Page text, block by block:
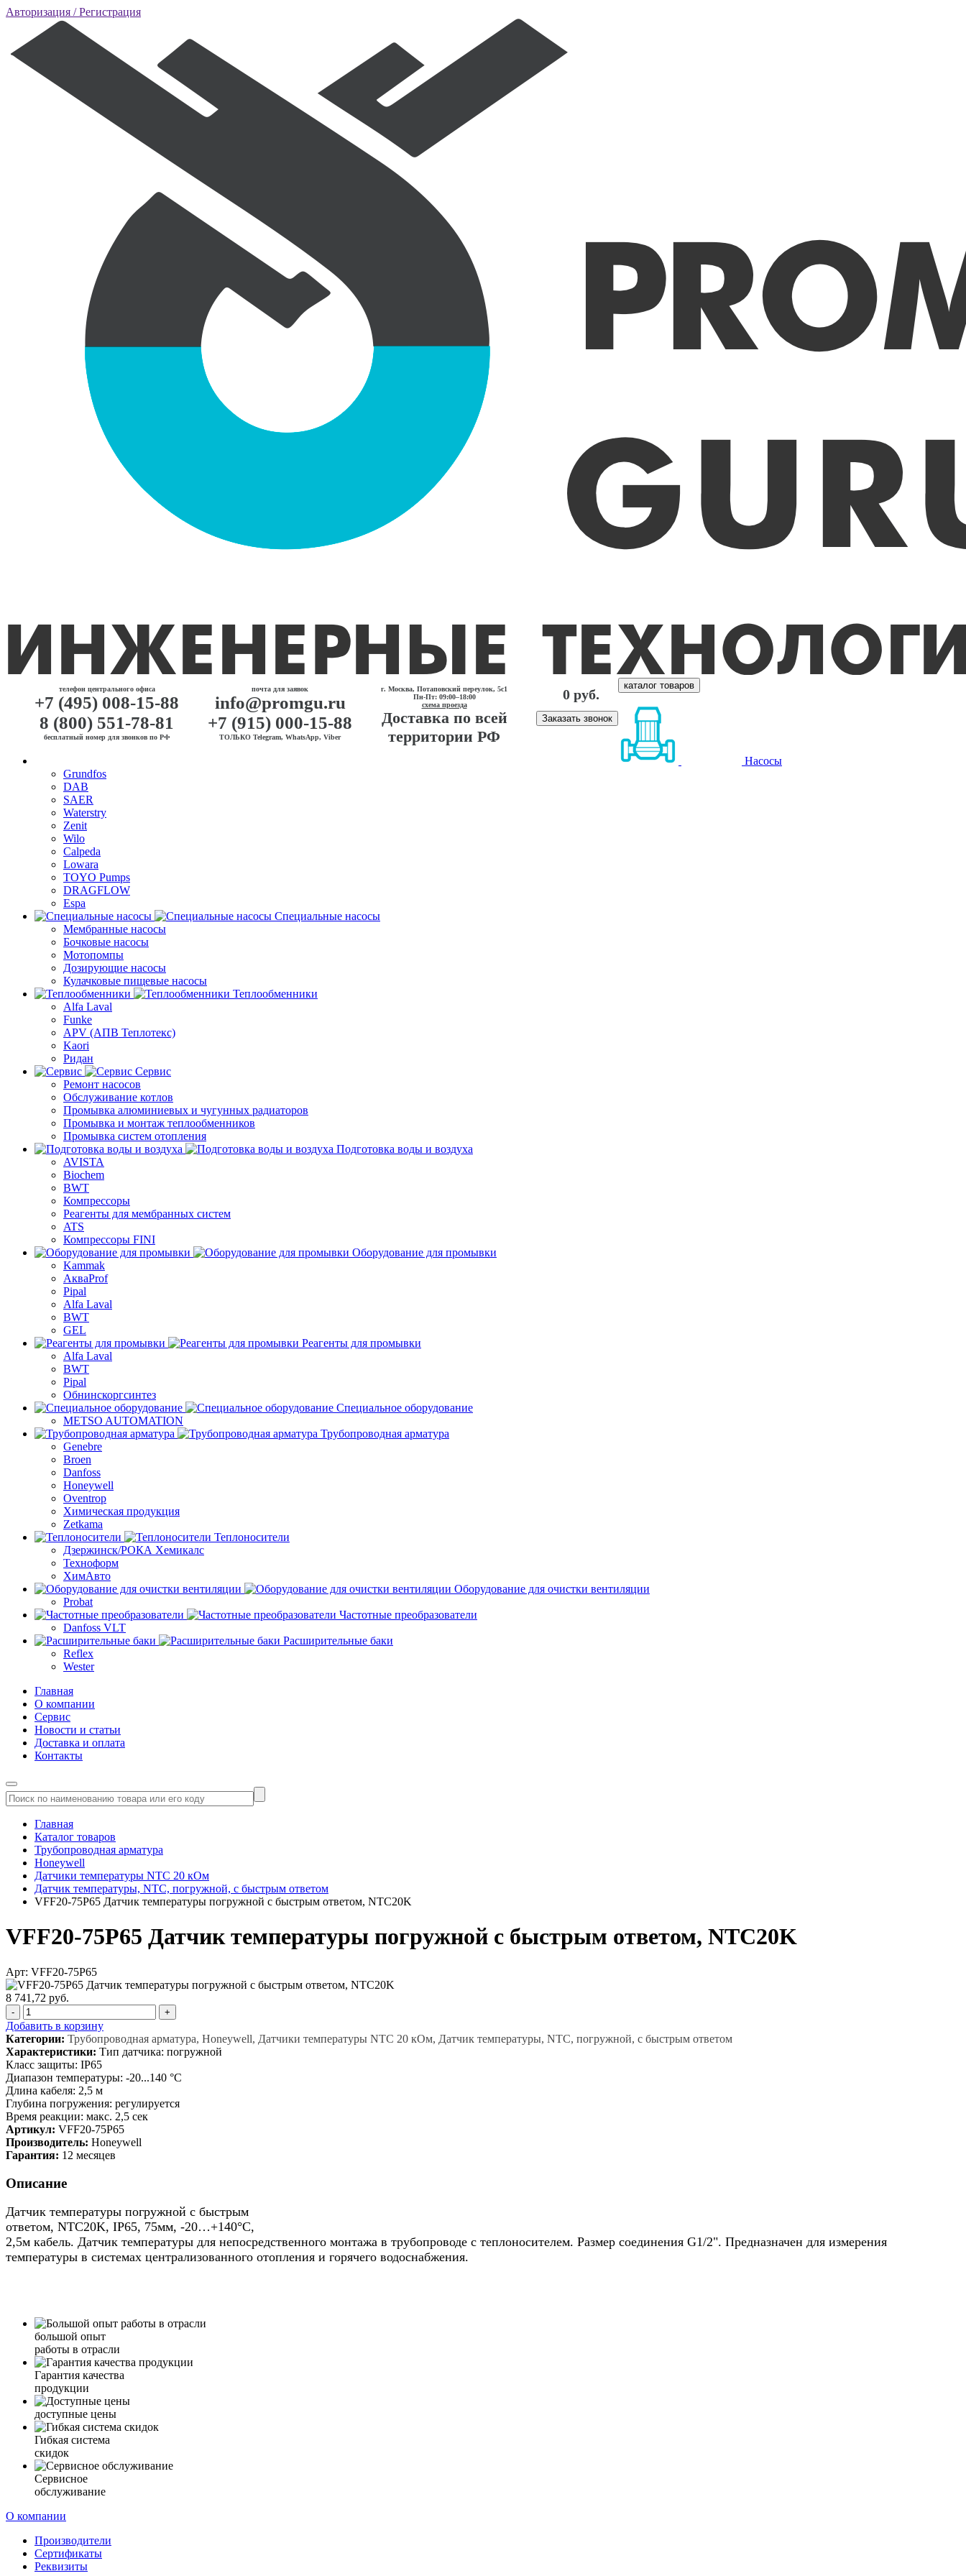
Авторизация / Регистрация
телефон центрального офиса
+7 (495) 008-15-88
8 (800) 551-78-81
бесплатный номер для звонков по РФ
почта для заявок
info@promgu.ru
+7 (915) 000-15-88
ТОЛЬКО Telegram, WhatsApp, Viber
г. Москва, Потаповский переулок, 5с1
Пн-Пт: 09:00–18:00
схема проезда
Доставка по всей
территории РФ
0 руб.
Заказать звонок
каталог товаров
Насосы
Grundfos
DAB
SAER
Waterstry
Zenit
Wilo
Calpeda
Lowara
TOYO Pumps
DRAGFLOW
Espa
Специальные насосы
Мембранные насосы
Бочковые насосы
Мотопомпы
Дозирующие насосы
Кулачковые пищевые насосы
Теплообменники
Alfa Laval
Funke
APV (АПВ Теплотекс)
Kaori
Ридан
Сервис
Ремонт насосов
Обслуживание котлов
Промывка алюминиевых и чугунных радиаторов
Промывка и монтаж теплообменников
Промывка систем отопления
Подготовка воды и воздуха
AVISTA
Biochem
BWT
Компрессоры
Реагенты для мембранных систем
ATS
Компрессоры FINI
Оборудование для промывки
Kammak
АкваProf
Pipal
Alfa Laval
BWT
GEL
Реагенты для промывки
Alfa Laval
BWT
Pipal
Обнинскоргсинтез
Специальное оборудование
METSO AUTOMATION
Трубопроводная арматура
Genebre
Broen
Danfoss
Honeywell
Oventrop
Химическая продукция
Zetkama
Теплоносители
Дзержинск/РОКА Хемикалс
Техноформ
ХимАвто
Оборудование для очистки вентиляции
Probat
Частотные преобразователи
Danfoss VLT
Расширительные баки
Reflex
Wester
Главная
О компании
Сервис
Новости и статьи
Доставка и оплата
Контакты
Главная
Каталог товаров
Трубопроводная арматура
Honeywell
Датчики температуры NTC 20 кОм
Датчик температуры, NTC, погружной, с быстрым ответом
VFF20-75P65 Датчик температуры погружной c быстрым ответом, NTC20K
VFF20-75P65 Датчик температуры погружной c быстрым ответом, NTC20K
Арт: VFF20-75P65
8 741,72 руб.
- +
Добавить в корзину
Категории: Трубопроводная арматура, Honeywell, Датчики температуры NTC 20 кОм, Датчик температуры, NTC, погружной, с быстрым ответом
Характеристики: Тип датчика: погружной
Класс защиты: IP65
Диапазон температуры: -20...140 °C
Длина кабеля: 2,5 м
Глубина погружения: регулируется
Время реакции: макс. 2,5 сек
Артикул: VFF20-75P65
Производитель: Honeywell
Гарантия: 12 месяцев
Описание
Датчик температуры погружной c быстрым
ответом, NTC20K, IP65, 75мм, -20…+140°С,
2,5м кабель. Датчик температуры для непосредственного монтажа в трубопроводе с теплоносителем. Размер соединения G1/2". Предназначен для измерения
температуры в системах централизованного отопления и горячего водоснабжения.
большой опыт
работы в отрасли
Гарантия качества
продукции
доступные цены
Гибкая система
скидок
Сервисное
обслуживание
О компании
Производители
Сертификаты
Реквизиты